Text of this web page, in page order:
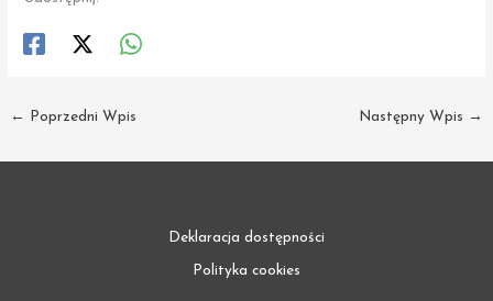
← Poprzedni Wpis Następny Wpis →
Deklaracja dostępności
Polityka cookies